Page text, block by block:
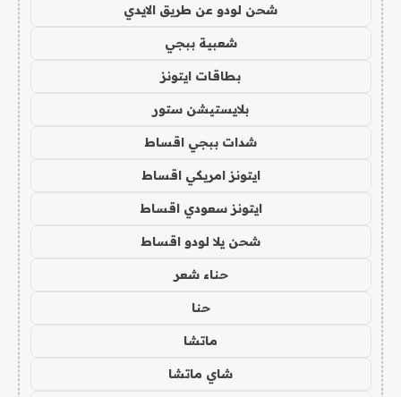
شحن لودو عن طريق الايدي
شعبية ببجي
بطاقات ايتونز
بلايستيشن ستور
شدات ببجي اقساط
ايتونز امريكي اقساط
ايتونز سعودي اقساط
شحن يلا لودو اقساط
حناء شعر
حنا
ماتشا
شاي ماتشا